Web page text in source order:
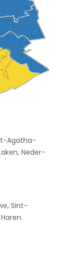
Agatha-
Neder-
Sint-